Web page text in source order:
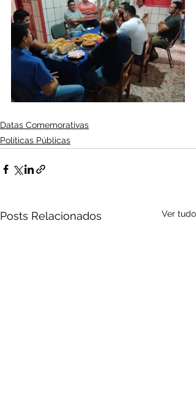
Datas Comemorativas
Políticas Públicas
Posts Relacionados Ver tudo